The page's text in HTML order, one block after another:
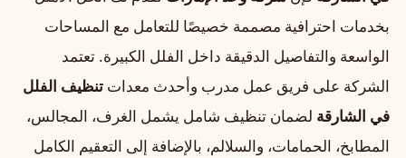
بخدمات احترافية مصممة خصيصًا للتعامل مع المساحات
الواسعة والتفاصيل الدقيقة داخل الفلل الكبيرة. تعتمد
الشركة على فريق عمل مدرب وأحدث معدات تنظيف الفلل
في الشارقة لضمان تنظيف شامل يشمل الغرف، المجالس،
المطابخ، الحمامات، والسلالم، بالإضافة إلى التعقيم الكامل